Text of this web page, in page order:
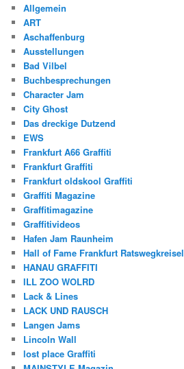
Allgemein
ART
Aschaffenburg
Ausstellungen
Bad Vilbel
Buchbesprechungen
Character Jam
City Ghost
Das dreckige Dutzend
EWS
Frankfurt A66 Graffiti
Frankfurt Graffiti
Frankfurt oldskool Graffiti
Graffiti Magazine
Graffitimagazine
Graffitivideos
Hafen Jam Raunheim
Hall of Fame Frankfurt Ratswegkreisel
HANAU GRAFFITI
ILL ZOO WOLRD
Lack & Lines
LACK UND RAUSCH
Langen Jams
Lincoln Wall
lost place Graffiti